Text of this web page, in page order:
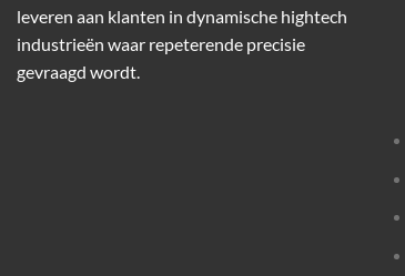
leveren aan klanten in dynamische hightech
industrieën waar repeterende precisie
gevraagd wordt.